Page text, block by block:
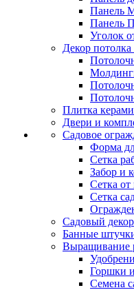
Панель
Панель
Уголок
Декор
Плитка
Двери и
Садовое
Форма
Сетка
Забор и
Сетка
Сетка
Садовый декор
Банные
Выращивание
Горшки
Семена